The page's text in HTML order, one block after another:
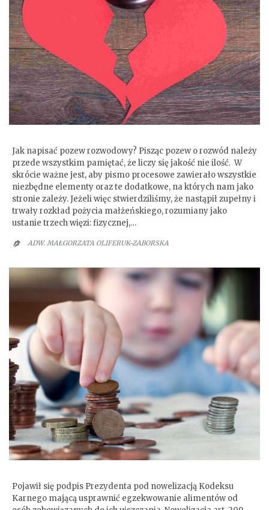
Jak napisać pozew rozwodowy? Pisząc pozew o rozwód należy
przede wszystkim pamiętać, że liczy się jakość nie ilość. W
skrócie ważne jest, aby pismo procesowe zawierało wszystkie
niezbędne elementy oraz te dodatkowe, na których nam jako
stronie zależy. Jeżeli więc stwierdziliśmy, że nastąpił zupełny i
trwały rozkład pożycia małżeńskiego, rozumiany jako
ustanie trzech więzi: fizycznej,…
 ADW. MAŁGORZATA OLIFERUK-ZABORSKA
Pojawił się podpis Prezydenta pod nowelizacją Kodeksu
Karnego mającą usprawnić egzekwowanie alimentów od